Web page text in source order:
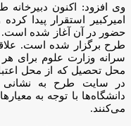
وی افزود: اکنون
امیرکبیر استقرار پیدا
حضور در آن آغاز شده است.
طرح برگزار شده است.
سرانه وزارت علوم برای
محل تحصیل که از محل
دانشگاه‌ها با توجه به
می‌کنند.